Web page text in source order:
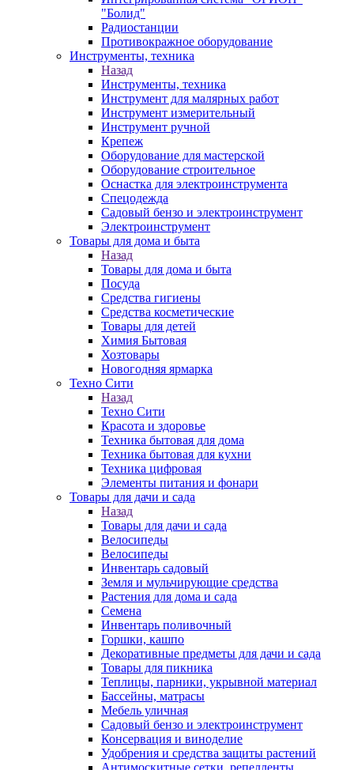
"Болид"
Радиостанции
Противокражное оборудование
Инструменты, техника
Назад
Инструменты, техника
Инструмент для малярных работ
Инструмент измерительный
Инструмент ручной
Крепеж
Оборудование для мастерской
Оборудование строительное
Оснастка для электроинструмента
Спецодежда
Садовый бензо и электроинструмент
Электроинструмент
Товары для дома и быта
Назад
Товары для дома и быта
Посуда
Средства гигиены
Средства косметические
Товары для детей
Химия Бытовая
Хозтовары
Новогодняя ярмарка
Техно Сити
Назад
Техно Сити
Красота и здоровье
Техника бытовая для дома
Техника бытовая для кухни
Техника цифровая
Элементы питания и фонари
Товары для дачи и сада
Назад
Товары для дачи и сада
Велосипеды
Велосипеды
Инвентарь садовый
Земля и мульчирующие средства
Растения для дома и сада
Семена
Инвентарь поливочный
Горшки, кашпо
Декоративные предметы для дачи и сада
Товары для пикника
Теплицы, парники, укрывной материал
Бассейны, матрасы
Мебель уличная
Садовый бензо и электроинструмент
Консервация и виноделие
Удобрения и средства защиты растений
Антимоскитные сетки, репелленты